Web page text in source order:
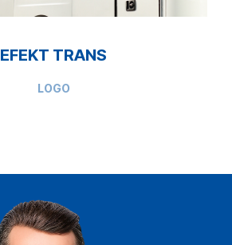
EFEKT TRANS
LOGO